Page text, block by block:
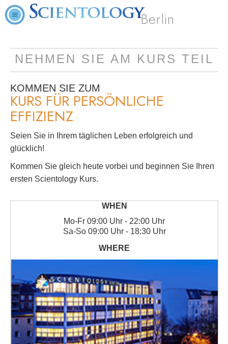
Berlin
NEHMEN SIE AM KURS TEIL
KOMMEN SIE ZUM
KURS FÜR PERSÖNLICHE
EFFIZIENZ
Seien Sie in Ihrem täglichen Leben erfolgreich und
glücklich!
Kommen Sie gleich heute vorbei und beginnen Sie Ihren
ersten Scientology Kurs.
Mo-Fr 09:00 Uhr - 22:00 Uhr
Sa-So 09:00 Uhr - 18:30 Uhr